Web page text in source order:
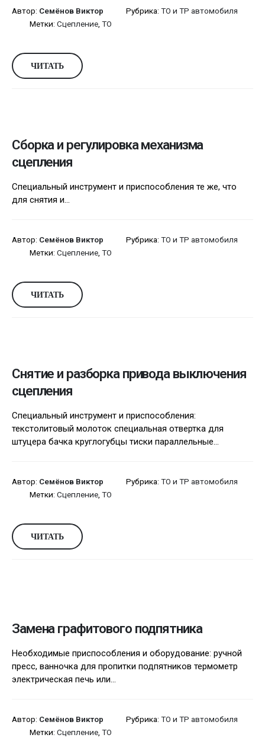
Автор: Семёнов Виктор Рубрика: ТО и ТР автомобиля
Метки: Сцепление, ТО
ЧИТАТЬ
Сборка и регулировка механизма
сцепления
Специальный инструмент и приспособления те же, что
для снятия и...
Автор: Семёнов Виктор Рубрика: ТО и ТР автомобиля
Метки: Сцепление, ТО
ЧИТАТЬ
Снятие и разборка привода выключения
сцепления
Специальный инструмент и приспособления:
текстолитовый молоток специальная отвертка для
штуцера бачка круглогубцы тиски параллельные...
Автор: Семёнов Виктор Рубрика: ТО и ТР автомобиля
Метки: Сцепление, ТО
ЧИТАТЬ
Замена графитового подпятника
Необходимые приспособления и оборудование: ручной
пресс, ванночка для пропитки подпятников термометр
электрическая печь или...
Автор: Семёнов Виктор Рубрика: ТО и ТР автомобиля
Метки: Сцепление, ТО